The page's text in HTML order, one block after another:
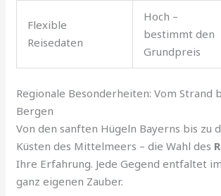
Flexible
Reisedaten
Hoch –
bestimmt den
Grundpreis
Regionale Besonderheiten: Vom Strand
Bergen
Von den sanften Hügeln Bayerns bis zu
Küsten des Mittelmeers – die Wahl des
Ihre Erfahrung. Jede Gegend entfaltet im
ganz eigenen Zauber.